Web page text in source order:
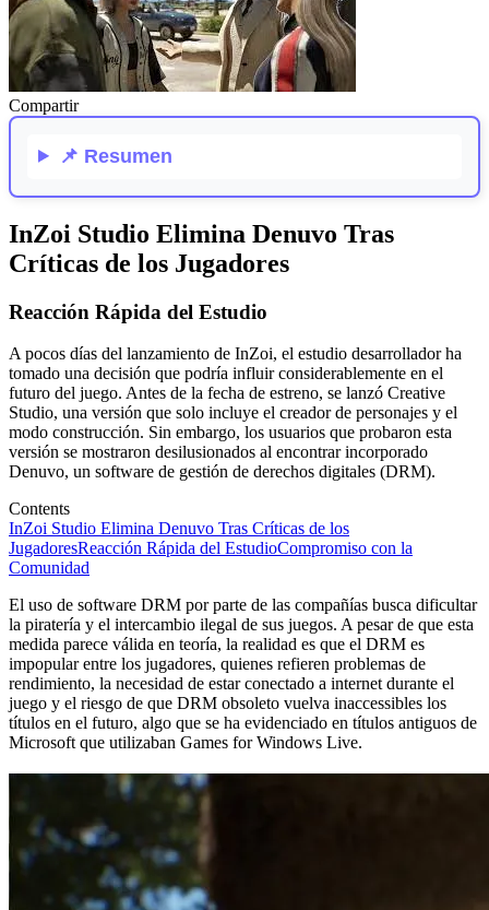
Compartir
📌 Resumen
InZoi Studio Elimina Denuvo Tras
Críticas de los Jugadores
Reacción Rápida del Estudio
A pocos días del lanzamiento de InZoi, el estudio desarrollador ha
tomado una decisión que podría influir considerablemente en el
futuro del juego. Antes de la fecha de estreno, se lanzó Creative
Studio, una versión que solo incluye el creador de personajes y el
modo construcción. Sin embargo, los usuarios que probaron esta
versión se mostraron desilusionados al encontrar incorporado
Denuvo, un software de gestión de derechos digitales (DRM).
Contents
InZoi Studio Elimina Denuvo Tras Críticas de los
JugadoresReacción Rápida del EstudioCompromiso con la
Comunidad
El uso de software DRM por parte de las compañías busca dificultar
la piratería y el intercambio ilegal de sus juegos. A pesar de que esta
medida parece válida en teoría, la realidad es que el DRM es
impopular entre los jugadores, quienes refieren problemas de
rendimiento, la necesidad de estar conectado a internet durante el
juego y el riesgo de que DRM obsoleto vuelva inaccessibles los
títulos en el futuro, algo que se ha evidenciado en títulos antiguos de
Microsoft que utilizaban Games for Windows Live.